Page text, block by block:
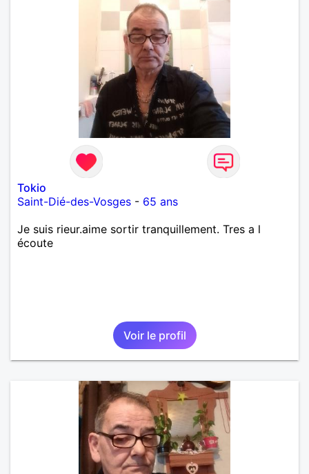
Tokio
Saint-Dié-des-Vosges - 65 ans
Je suis rieur.aime sortir tranquillement. Tres a l
écoute
Voir le profil